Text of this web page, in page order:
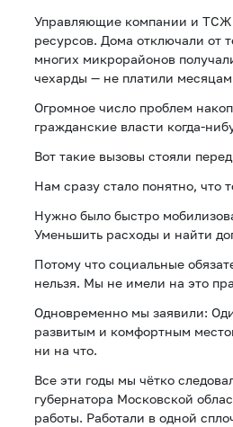
Управляющие компании и ТСЖ
ресурсов. Дома отключали от
многих микрорайонов
чехарды — не платили
Огромное число проблем
гражданские власти когда-
Вот такие вызовы стояли
Нам сразу стало понятно, что
Нужно было быстро
Уменьшить расходы и найти
Потому что социальные
нельзя. Мы не имели на это
Одновременно мы заявили:
развитым и комфортным
ни на что.
Все эти годы мы чётко
губернатора Московской
работы. Работали в одной